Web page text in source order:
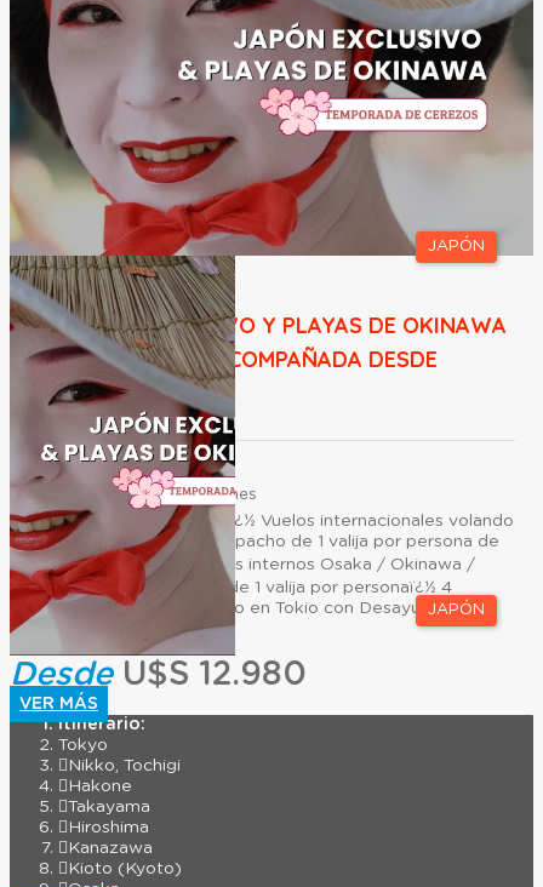
JAPÓN
JAPÓN
JAPÓN EXCLUSIVO Y PLAYAS DE OKINAWA
2027 – SALIDA ACOMPAÑADA DESDE
ARGENTINA
Duración:
23Días20Noches
El programa incluye: ï¿½ Vuelos internacionales volando
por Emirates con despacho de 1 valija por persona de
hasta 23 kg.ï¿½ Vuelos internos Osaka / Okinawa /
Tokio con despacho de 1 valija por personaï¿½ 4
noches de alojamiento en Tokio con Desayuno (3 al
Desde U$S 12.980
VER MÁS
Itinerario:
Tokyo
Nikko, Tochigi
Hakone
Takayama
Hiroshima
Kanazawa
Kioto (Kyoto)